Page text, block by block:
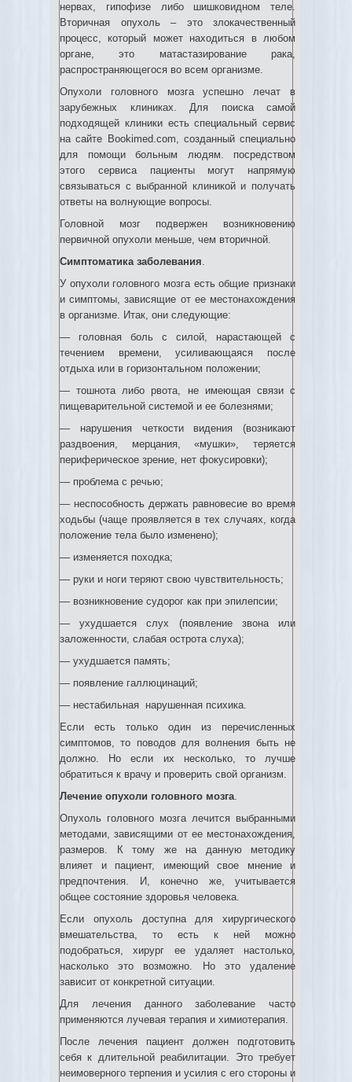
нервах, гипофизе либо шишковидном теле.
Вторичная опухоль – это злокачественный
процесс, который может находиться в любом
органе, это матастазирование рака,
распространяющегося во всем организме.
Опухоли головного мозга успешно лечат в
зарубежных клиниках. Для поиска самой
подходящей клиники есть специальный сервис
на сайте Bookimed.com, созданный специально
для помощи больным людям. посредством
этого сервиса пациенты могут напрямую
связываться с выбранной клиникой и получать
ответы на волнующие вопросы.
Головной мозг подвержен возникновению
первичной опухоли меньше, чем вторичной.
Симптоматика заболевания.
У опухоли головного мозга есть общие признаки
и симптомы, зависящие от ее местонахождения
в организме. Итак, они следующие:
— головная боль с силой, нарастающей с
течением времени, усиливающаяся после
отдыха или в горизонтальном положении;
— тошнота либо рвота, не имеющая связи с
пищеварительной системой и ее болезнями;
— нарушения четкости видения (возникают
раздвоения, мерцания, «мушки», теряется
периферическое зрение, нет фокусировки);
— проблема с речью;
— неспособность держать равновесие во время
ходьбы (чаще проявляется в тех случаях, когда
положение тела было изменено);
— изменяется походка;
— руки и ноги теряют свою чувствительность;
— возникновение судорог как при эпилепсии;
— ухудшается слух (появление звона или
заложенности, слабая острота слуха);
— ухудшается память;
— появление галлюцинаций;
— нестабильная нарушенная психика.
Если есть только один из перечисленных
симптомов, то поводов для волнения быть не
должно. Но если их несколько, то лучше
обратиться к врачу и проверить свой организм.
Лечение опухоли головного мозга.
Опухоль головного мозга лечится выбранными
методами, зависящими от ее местонахождения,
размеров. К тому же на данную методику
влияет и пациент, имеющий свое мнение и
предпочтения. И, конечно же, учитывается
общее состояние здоровья человека.
Если опухоль доступна для хирургического
вмешательства, то есть к ней можно
подобраться, хирург ее удаляет настолько,
насколько это возможно. Но это удаление
зависит от конкретной ситуации.
Для лечения данного заболевание часто
применяются лучевая терапия и химиотерапия.
После лечения пациент должен подготовить
себя к длительной реабилитации. Это требует
неимоверного терпения и усилия с его стороны и